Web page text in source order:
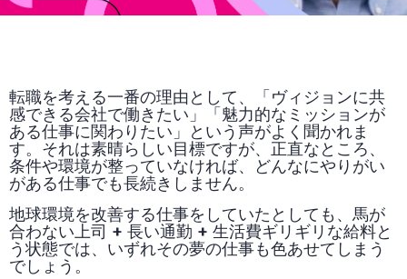
転職を考える一番の理由として、「ヴィジョンに共
感できる会社で働きたい」「魅力的なミッションが
ある仕事に関わりたい」という声がよく聞かれま
す。それは素晴らしい目標ですが、正直なところ、
条件や環境が整っていなければ、どんなにやりがい
がある仕事でも長続きしません。
地球環境を改善する仕事をしていたとしても、馬が
合わない上司 + 長い通勤 + 生活費ギリギリな給料と
う状態では、いずれその夢の仕事も色あせてしまう
でしょう。